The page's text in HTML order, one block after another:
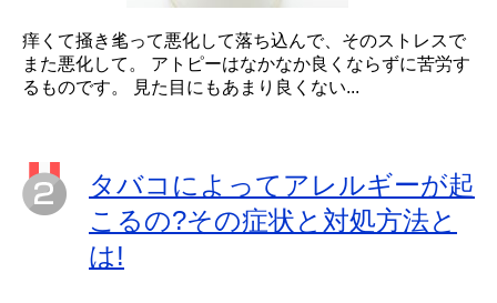
痒くて掻き毟って悪化して落ち込んで、そのストレスで
また悪化して。 アトピーはなかなか良くならずに苦労す
るものです。 見た目にもあまり良くない...
タバコによってアレルギーが起
こるの?その症状と対処方法と
は!